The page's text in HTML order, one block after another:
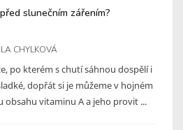
slunečním zářením?
CHYLKOVÁ
po kterém s chutí sáhnou dospělí i
dopřát si je můžeme v hojném
obsahu vitaminu A a jeho provit ...